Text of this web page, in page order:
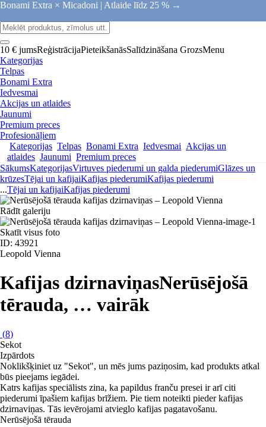
Bonami Extra × Micadoni | Atlaide līdz 25 % →
10 € jumsReģistrācijaPieteikšanāsSalīdzināšana GrozsMenu
Kategorijas
Telpas
Bonami Extra
Iedvesmai
Akcijas un atlaides
Jaunumi
Premium preces
Profesionāļiem
Kategorijas Telpas Bonami Extra Iedvesmai Akcijas un
atlaides Jaunumi Premium preces
SākumsKategorijasVirtuves piederumi un galda piederumiGlāzes un
krūzesTējai un kafijaiKafijas piederumiKafijas piederumi
...Tējai un kafijaiKafijas piederumi
Rādīt galeriju
Skatīt visus foto
ID: 43921
Leopold Vienna
Kafijas dzirnaviņasNerūsējošā
tērauda, … vairāk
(8)
Sekot
Izpārdots
Noklikšķiniet uz "Sekot", un mēs jums paziņosim, kad produkts atkal
būs pieejams iegādei.
Katrs kafijas speciālists zina, ka papildus franču presei ir arī citi
piederumi īpašiem kafijas brīžiem. Pie tiem noteikti pieder kafijas
dzirnaviņas. Tās ievērojami atvieglo kafijas pagatavošanu.
Nerūsējošā tērauda